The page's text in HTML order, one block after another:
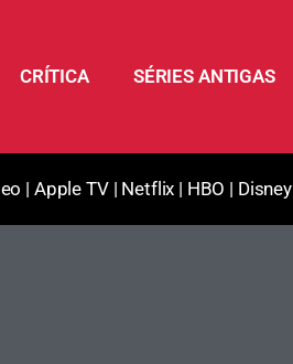
CRÍTICA SÉRIES ANTIGAS
| Apple TV| Netflix | HBO | Disney